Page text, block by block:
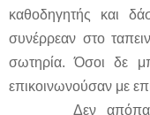
καθοδηγητής και
συνέρρεαν στο
σωτηρία. Όσοι δε
επικοινωνούσαν με
Δεν απόπαιρνε